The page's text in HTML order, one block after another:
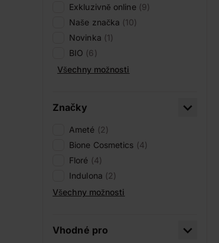
Exkluzivně online (9)
Naše značka (10)
Novinka (1)
BIO (6)
Všechny možnosti
Značky
Ameté (2)
Bione Cosmetics (4)
Floré (4)
Indulona (2)
Všechny možnosti
Vhodné pro